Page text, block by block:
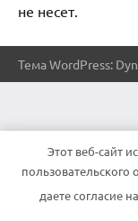
не несет.
Тема WordPress:
Этот веб-сайт
даете согласие